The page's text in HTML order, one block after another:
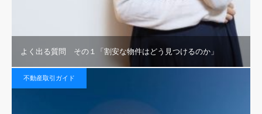
よく出る質問 その１「割安な物件はどう見つけるのか」
不動産取引ガイド